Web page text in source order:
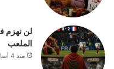
لن نهزم
الملعب
منذ 4 أسابيع